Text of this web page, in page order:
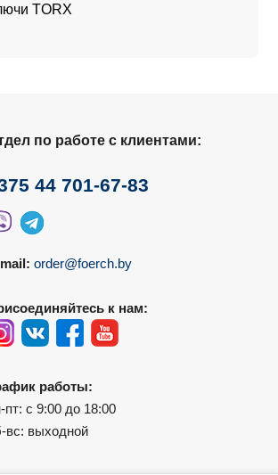
TORX
по работе с клиентами:
44 701-67-83
order@foerch.by
к нам:
работы:
пт: с 9:00 до 18:00
вс: выходной